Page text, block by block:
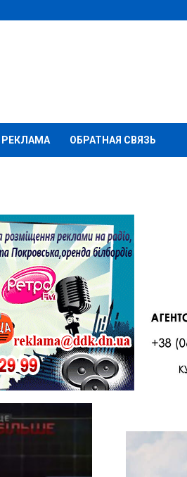
РЕКЛАМА ОБРАТНАЯ СВЯЗЬ